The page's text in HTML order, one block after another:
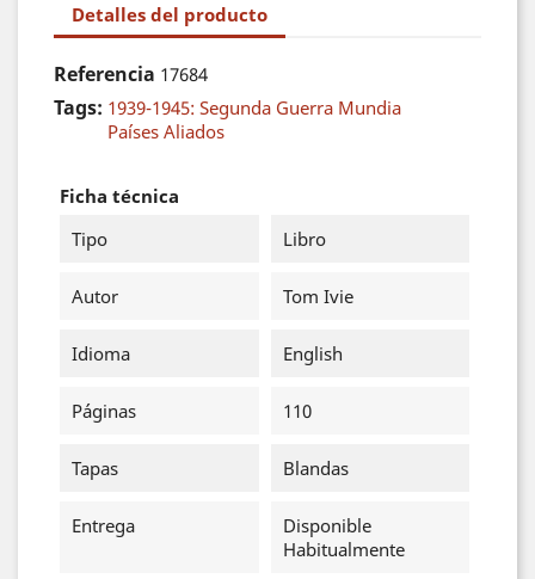
Detalles del producto
Referencia 17684
Tags: 1939-1945: Segunda Guerra Mundia
Países Aliados
Ficha técnica
Tipo
Libro
Autor Tom Ivie
Idioma English
Páginas 110
Tapas Blandas
Entrega
Disponible
Habitualmente